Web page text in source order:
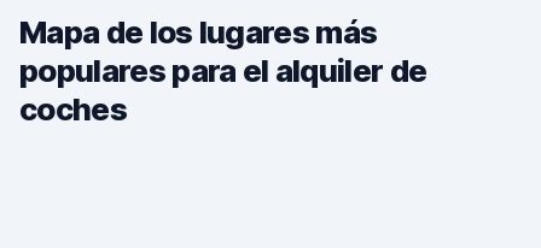
Mapa de los lugares más
populares para el alquiler de
coches